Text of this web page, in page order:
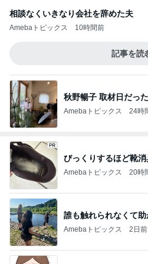
相談なくいきなり会社を辞めた夫
Amebaトピックス 10時間前
記事を読
秋野暢子 取材日だっ
Amebaトピックス 24時
びっくりするほど靴
Amebaトピックス 20時
誰も触れられなくて助
Amebaトピックス 2日前